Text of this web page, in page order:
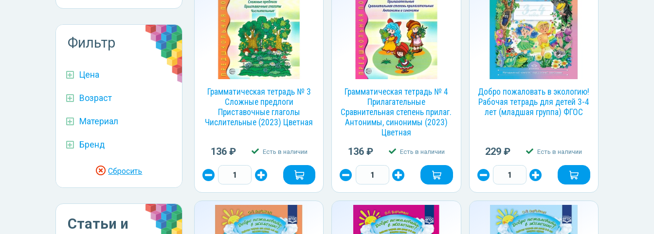
Фильтр
Цена
Возраст
Материал
Бренд
Сбросить
Статьи и
Грамматическая тетрадь № 3
Сложные предлоги
Приставочные глаголы
Числительные (2023) Цветная
136 ₽ Есть в наличии
Грамматическая тетрадь № 4
Прилагательные
Сравнительная степень прилаг.
Антонимы, синонимы (2023)
Цветная
136 ₽ Есть в наличии
Добро пожаловать в экологию!
Рабочая тетрадь для детей 3-4
лет (младшая группа) ФГОС
229 ₽ Есть в наличии